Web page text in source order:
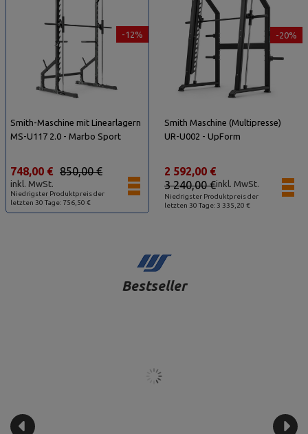
-12%
Smith-Maschine mit Linearlagern
MS-U117 2.0 - Marbo Sport
Niedrigster Produktpreis der
letzten 30 Tage: 756,50 €
850,00 €
748,00 €
inkl. MwSt.
-20%
Smith Maschine (Multipresse)
UR-U002 - UpForm
Niedrigster Produktpreis der
letzten 30 Tage: 3 335,20 €
3 240,00 €
2 592,00 €
inkl. MwSt.
Bestseller